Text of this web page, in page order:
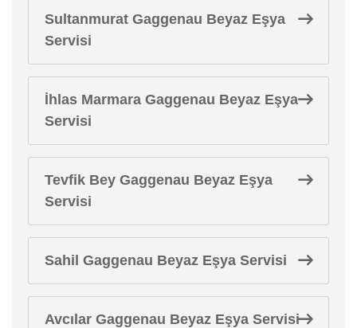
Sultanmurat Gaggenau Beyaz Eşya
Servisi
İhlas Marmara Gaggenau Beyaz Eşya
Servisi
Tevfik Bey Gaggenau Beyaz Eşya
Servisi
Sahil Gaggenau Beyaz Eşya Servisi
Avcılar Gaggenau Beyaz Eşya Servisi